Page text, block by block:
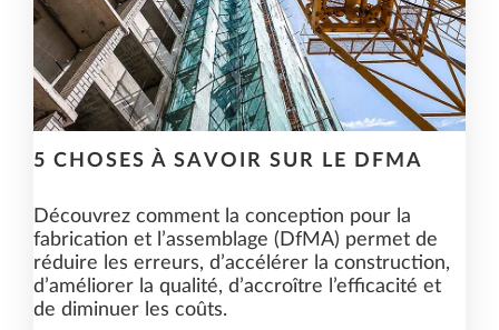
5 CHOSES À SAVOIR SUR LE DFMA
Découvrez comment la conception pour la
fabrication et l’assemblage (DfMA) permet de
réduire les erreurs, d’accélérer la construction,
d’améliorer la qualité, d’accroître l’efficacité et
de diminuer les coûts.